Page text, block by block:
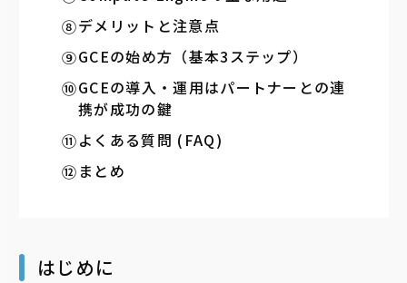
デメリットと注意点
GCEの始め方（基本3ステップ）
GCEの導入・運用はパートナーとの連
携が成功の鍵
よくある質問 (FAQ)
まとめ
はじめに